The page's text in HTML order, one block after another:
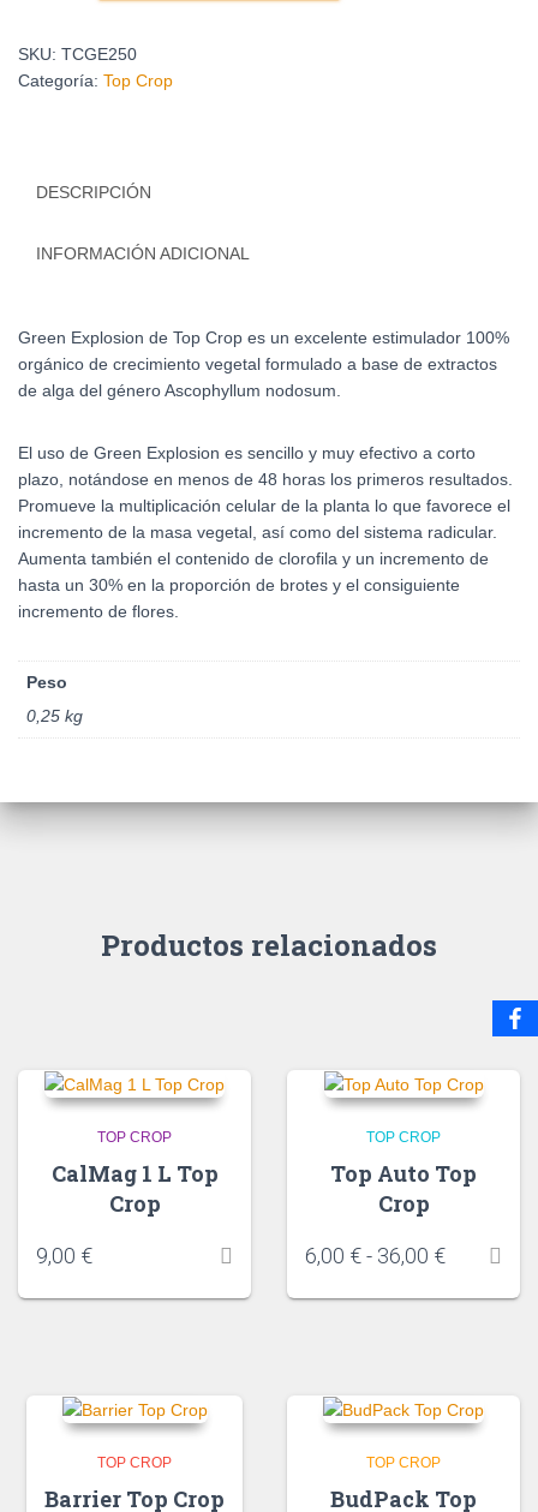
SKU: TCGE250
Categoría: Top Crop
DESCRIPCIÓN
INFORMACIÓN ADICIONAL
Green Explosion de Top Crop es un excelente estimulador 100%
orgánico de crecimiento vegetal formulado a base de extractos
de alga del género Ascophyllum nodosum.
El uso de Green Explosion es sencillo y muy efectivo a corto
plazo, notándose en menos de 48 horas los primeros resultados.
Promueve la multiplicación celular de la planta lo que favorece el
incremento de la masa vegetal, así como del sistema radicular.
Aumenta también el contenido de clorofila y un incremento de
hasta un 30% en la proporción de brotes y el consiguiente
incremento de flores.
Peso
0,25 kg
Productos relacionados
TOP CROP
CalMag 1 L Top
Crop
9,00 €
TOP CROP
Top Auto Top
Crop
6,00 €- 36,00 €
TOP CROP
Barrier Top Crop
TOP CROP
BudPack Top